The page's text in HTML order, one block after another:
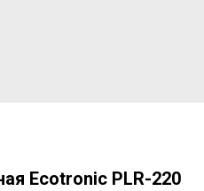
Ecotronic PLR-220